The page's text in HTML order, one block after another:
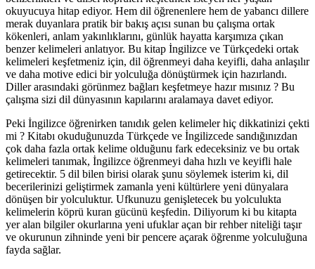
okuyucuya hitap ediyor. Hem dil öğrenenlere hem de yabancı dillere
merak duyanlara pratik bir bakış açısı sunan bu çalışma ortak
kökenleri, anlam yakınlıklarını, günlük hayatta karşımıza çıkan
benzer kelimeleri anlatıyor. Bu kitap İngilizce ve Türkçedeki ortak
kelimeleri keşfetmeniz için, dil öğrenmeyi daha keyifli, daha anlaşılır
ve daha motive edici bir yolculuğa dönüştürmek için hazırlandı.
Diller arasındaki görünmez bağları keşfetmeye hazır mısınız ? Bu
çalışma sizi dil dünyasının kapılarını aralamaya davet ediyor.
Peki İngilizce öğrenirken tanıdık gelen kelimeler hiç dikkatinizi çekti
mi ? Kitabı okuduğunuzda Türkçede ve İngilizcede sandığınızdan
çok daha fazla ortak kelime olduğunu fark edeceksiniz ve bu ortak
kelimeleri tanımak, İngilizce öğrenmeyi daha hızlı ve keyifli hale
getirecektir. 5 dil bilen birisi olarak şunu söylemek isterim ki, dil
becerilerinizi geliştirmek zamanla yeni kültürlere yeni dünyalara
dönüşen bir yolculuktur. Ufkunuzu genişletecek bu yolculukta
kelimelerin köprü kuran gücünü keşfedin. Diliyorum ki bu kitapta
yer alan bilgiler okurlarına yeni ufuklar açan bir rehber niteliği taşır
ve okurunun zihninde yeni bir pencere açarak öğrenme yolculuğuna
fayda sağlar.